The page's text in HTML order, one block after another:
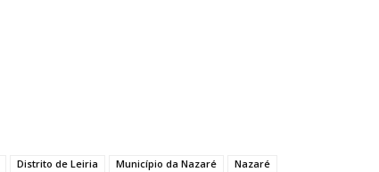
Distrito de Leiria Município da Nazaré Nazaré